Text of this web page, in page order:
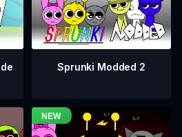
Sprunki Modded 2